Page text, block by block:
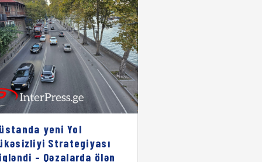
yeni Yol
Strategiyası
– Qəzalarda ölən